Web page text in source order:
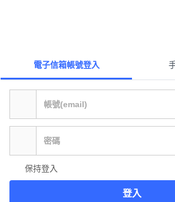
電子信箱帳號登入
保持登入
登入